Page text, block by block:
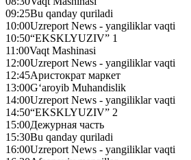
09:25Bu qanday quriladi
10:00Uzreport News - yangiliklar vaqti
10:50“EKSKLYUZIV” 1
11:00Vaqt Mashinasi
12:00Uzreport News - yangiliklar vaqti
12:45Аристократ маркет
13:00G‘aroyib Muhandislik
14:00Uzreport News - yangiliklar vaqti
14:50“EKSKLYUZIV” 2
15:00Дежурная часть
15:30Bu qanday quriladi
16:00Uzreport News - yangiliklar vaqti